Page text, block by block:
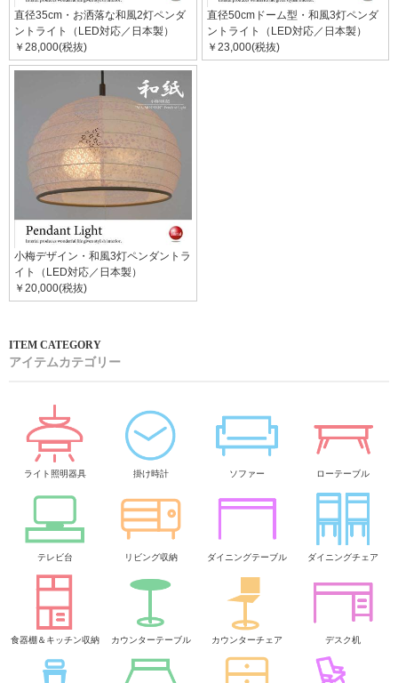
直径35cm・お洒落な和風2灯ペンダ
ントライト（LED対応／日本製）
￥28,000(税抜)
直径50cmドーム型・和風3灯ペンダ
ントライト（LED対応／日本製）
￥23,000(税抜)
小梅デザイン・和風3灯ペンダントラ
イト（LED対応／日本製）
￥20,000(税抜)
アイテムカテゴリー
ライト照明器具 掛け時計 ソファー ローテーブル
テレビ台 リビング収納 ダイニングテーブル ダイニングチェア
食器棚＆キッチン収納 カウンターテーブル カウンターチェア デスク机